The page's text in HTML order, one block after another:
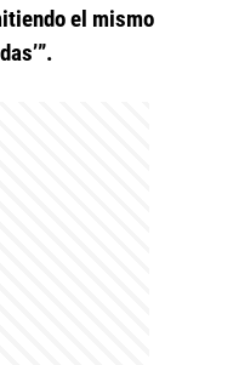
el mismo